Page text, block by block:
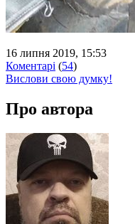
16 липня 2019, 15:53
Коментарі (54)
Вислови свою думку!
Про автора